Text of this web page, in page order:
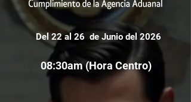
Del 22 al 26 de Junio del 2026
08:30am (Hora Centro)